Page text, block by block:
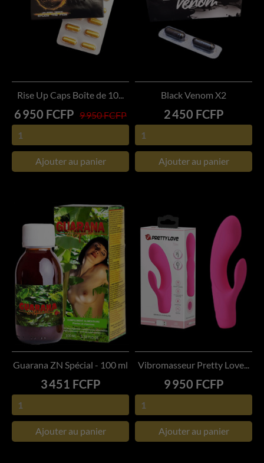
Rise Up Caps Boîte de 10...
Prix
6 950 FCFP 9 950 FCFP
Ajouter au panier
Black Venom X2
Prix
2 450 FCFP
Ajouter au panier
Guarana ZN Spécial - 100 ml
Prix
3 451 FCFP
Ajouter au panier
Vibromasseur Pretty Love...
Prix
9 950 FCFP
Ajouter au panier